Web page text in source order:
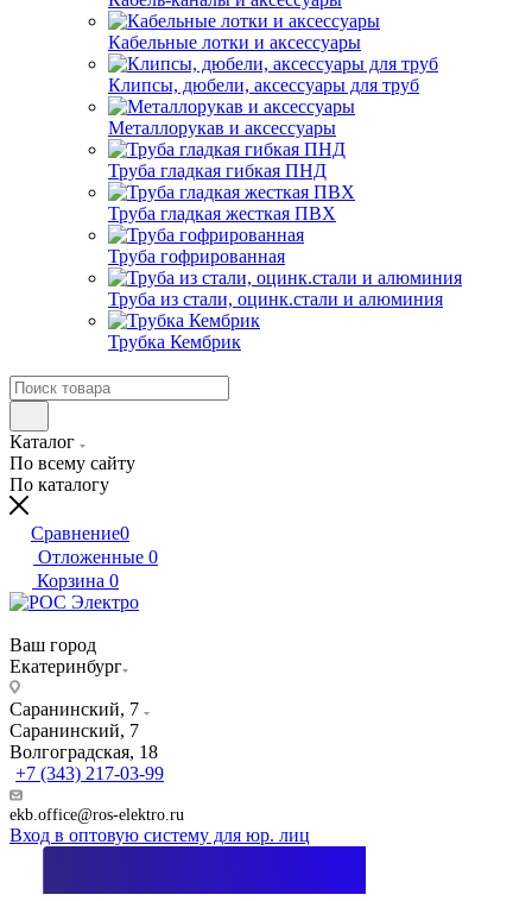
Кабельные лотки и аксессуары
Клипсы, дюбели, аксессуары для труб
Металлорукав и аксессуары
Труба гладкая гибкая ПНД
Труба гладкая жесткая ПВХ
Труба гофрированная
Труба из стали, оцинк.стали и алюминия
Трубка Кембрик
Каталог
По всему сайту
По каталогу
Сравнение0
Отложенные 0
Корзина 0
Ваш город
Екатеринбург
Саранинский, 7
Саранинский, 7
Волгоградская, 18
+7 (343) 217-03-99
ekb.office@ros-elektro.ru
Вход в оптовую систему для юр. лиц